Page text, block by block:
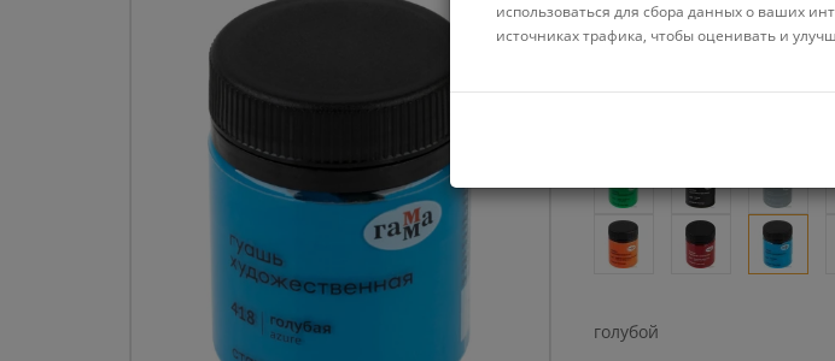
голубой
использоваться для сбора данных о ваших
источниках трафика, чтобы оценивать и